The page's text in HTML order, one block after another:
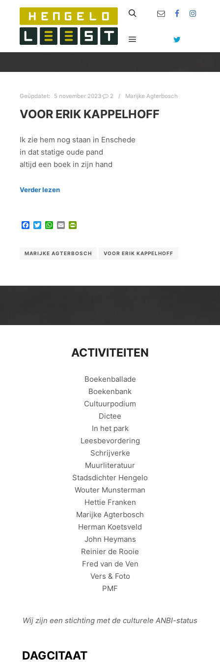
Hoofdmenu
Geüpdatet: 5 november 2023 2 Marijke Agterbosch
VOOR ERIK KAPPELHOFF
Ik zie hem nog staan in Enschede
in dat statige oude pand
altijd een boek in zijn hand
Verder lezen
Facebook
TwitterWhatsApp
Email
MARIJKE AGTERBOSCH VOOR ERIK KAPPELHOFF
ACTIVITEITEN
Boekenballade
Boekenbank
Cultuurpodium
Dictee
In het park
Leesbevordering
Schrijverke
Muurliteratuur
Stadsdichter Hengelo
Wouter Munsterman
Hettie Franken
Marijke Agterbosch
Herman Koetsveld
John Heymans
Reinier de Rooie
Fred van de Ven
Vers & Foto
PMF
Wij zijn een stichting met de culturele ANBI-status
DAGCITAAT